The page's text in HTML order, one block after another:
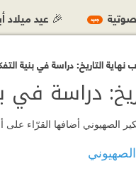
التاريخ: دراسة في بنية
دراسة في
الصهيوني أضافها القرّاء
جديد 🎉 عيد ميلاد